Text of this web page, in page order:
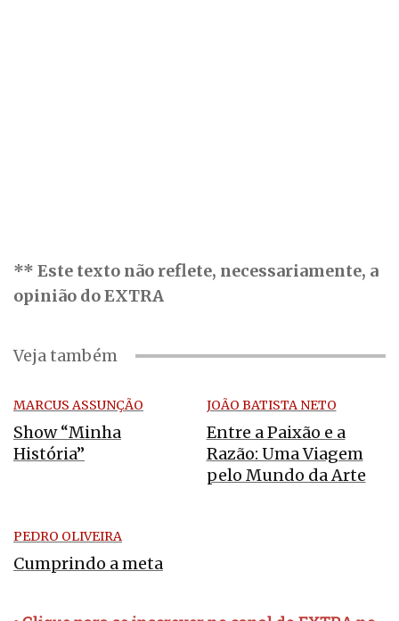
** Este texto não reflete, necessariamente, a
opinião do EXTRA
Veja também
MARCUS ASSUNÇÃO
Show “Minha
História”
JOÃO BATISTA NETO
Entre a Paixão e a
Razão: Uma Viagem
pelo Mundo da Arte
PEDRO OLIVEIRA
Cumprindo a meta